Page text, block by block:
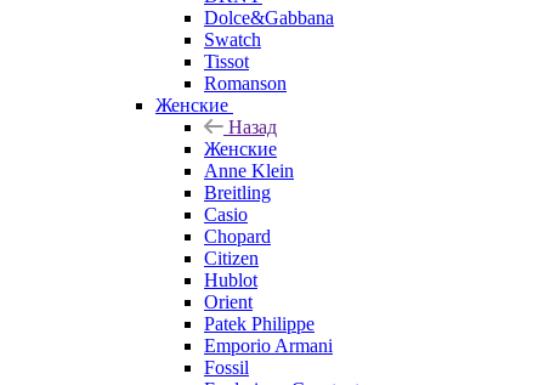
Dolce&Gabbana
Swatch
Tissot
Romanson
Женские
Назад
Женские
Anne Klein
Breitling
Casio
Chopard
Citizen
Hublot
Orient
Patek Philippe
Emporio Armani
Fossil